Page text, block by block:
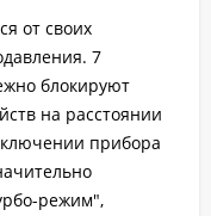
от своих
7
блокируют
на расстоянии
прибора
режим",